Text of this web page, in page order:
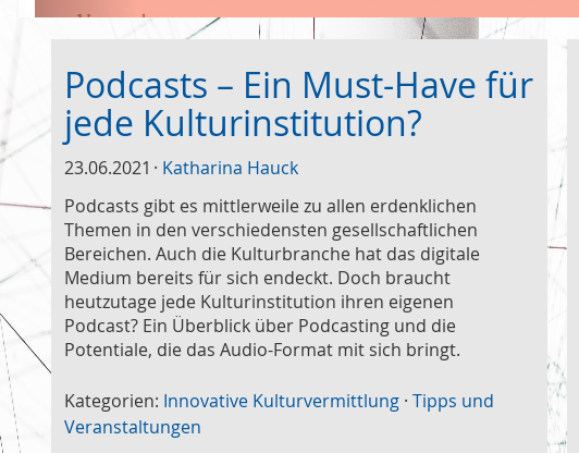
Podcasts – Ein Must-Have für
jede Kulturinstitution?
23.06.2021
Katharina Hauck
Podcasts gibt es mittlerweile zu allen erdenklichen
Themen in den verschiedensten gesellschaftlichen
Bereichen. Auch die Kulturbranche hat das digitale
Medium bereits für sich endeckt. Doch braucht
heutzutage jede Kulturinstitution ihren eigenen
Podcast? Ein Überblick über Podcasting und die
Potentiale, die das Audio-Format mit sich bringt.
Kategorien: Innovative Kulturvermittlung · Tipps und
Veranstaltungen